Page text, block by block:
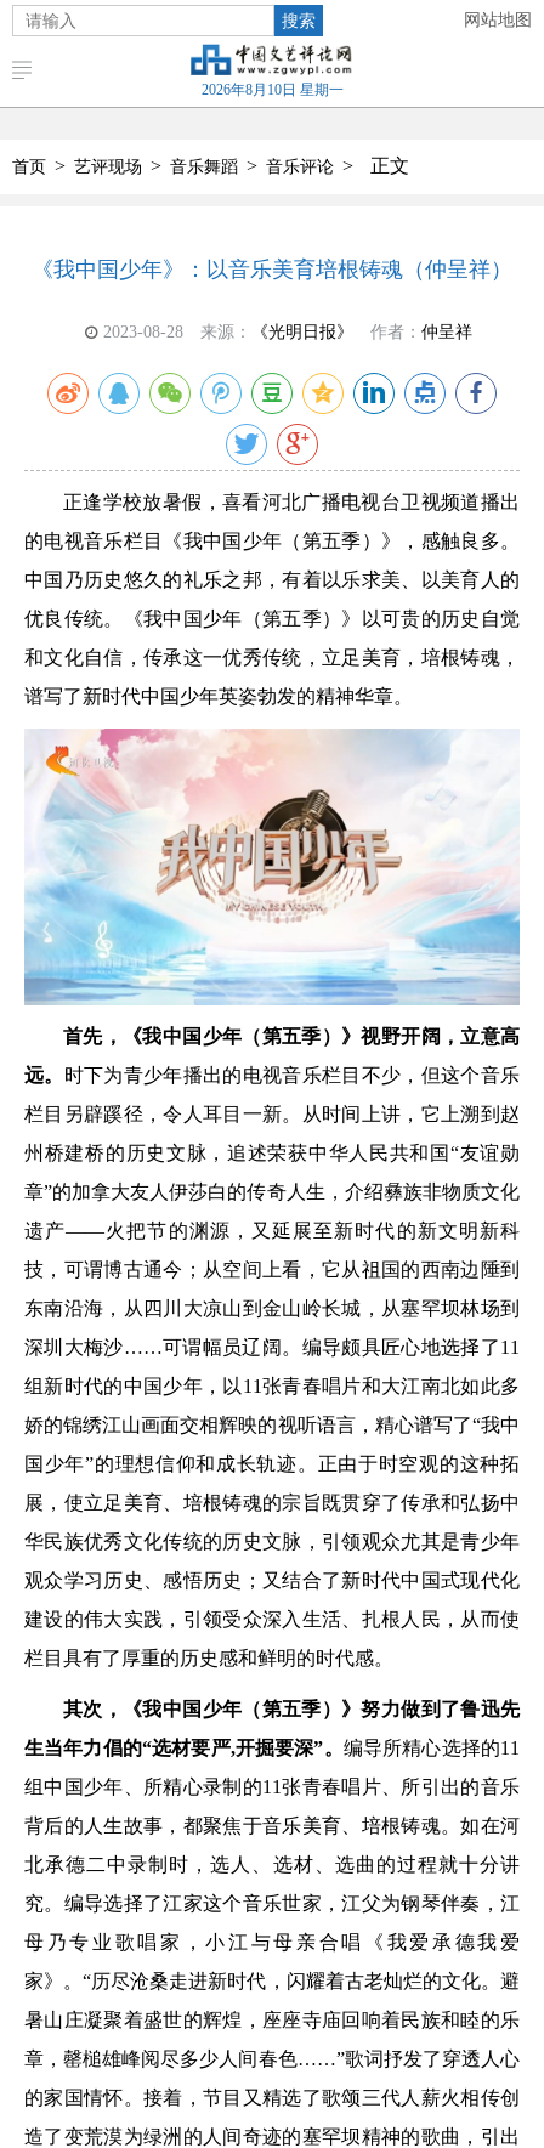
搜索 网站地图
2026年8月10日 星期一
首页 > 艺评现场 > 音乐舞蹈 > 音乐评论 > 正文
《我中国少年》：以音乐美育培根铸魂（仲呈祥）
2023-08-28 来源： 《光明日报》 作者： 仲呈祥
正逢学校放暑假，喜看河北广播电视台卫视频道播出
的电视音乐栏目《我中国少年（第五季）》，感触良多。
中国乃历史悠久的礼乐之邦，有着以乐求美、以美育人的
优良传统。《我中国少年（第五季）》以可贵的历史自觉
和文化自信，传承这一优秀传统，立足美育，培根铸魂，
谱写了新时代中国少年英姿勃发的精神华章。
首先，《我中国少年（第五季）》视野开阔，立意高
远。 时下为青少年播出的电视音乐栏目不少，但这个音乐
栏目另辟蹊径，令人耳目一新。从时间上讲，它上溯到赵
州桥建桥的历史文脉，追述荣获中华人民共和国“友谊勋
章”的加拿大友人伊莎白的传奇人生，介绍彝族非物质文化
遗产——火把节的渊源，又延展至新时代的新文明新科
技，可谓博古通今；从空间上看，它从祖国的西南边陲到
东南沿海，从四川大凉山到金山岭长城，从塞罕坝林场到
深圳大梅沙……可谓幅员辽阔。编导颇具匠心地选择了11
组新时代的中国少年，以11张青春唱片和大江南北如此多
娇的锦绣江山画面交相辉映的视听语言，精心谱写了“我中
国少年”的理想信仰和成长轨迹。正由于时空观的这种拓
展，使立足美育、培根铸魂的宗旨既贯穿了传承和弘扬中
华民族优秀文化传统的历史文脉，引领观众尤其是青少年
观众学习历史、感悟历史；又结合了新时代中国式现代化
建设的伟大实践，引领受众深入生活、扎根人民，从而使
栏目具有了厚重的历史感和鲜明的时代感。
其次，《我中国少年（第五季）》努力做到了鲁迅先
生当年力倡的“选材要严,开掘要深”。 编导所精心选择的11
组中国少年、所精心录制的11张青春唱片、所引出的音乐
背后的人生故事，都聚焦于音乐美育、培根铸魂。如在河
北承德二中录制时，选人、选材、选曲的过程就十分讲
究。编导选择了江家这个音乐世家，江父为钢琴伴奏，江
母乃专业歌唱家，小江与母亲合唱《我爱承德我爱
家》。“历尽沧桑走进新时代，闪耀着古老灿烂的文化。避
暑山庄凝聚着盛世的辉煌，座座寺庙回响着民族和睦的乐
章，罄槌雄峰阅尽多少人间春色……”歌词抒发了穿透人心
的家国情怀。接着，节目又精选了歌颂三代人薪火相传创
造了变荒漠为绿洲的人间奇迹的塞罕坝精神的歌曲，引出